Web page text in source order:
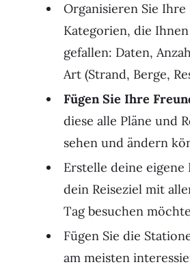
Organisieren Sie Ihre
Kategorien, die
gefallen: Daten,
Art (Strand, Berge,
Fügen Sie Ihre
diese alle Pläne und
sehen und ändern
Erstelle deine
dein Reiseziel mit
Tag besuchen
Fügen Sie die
am meisten